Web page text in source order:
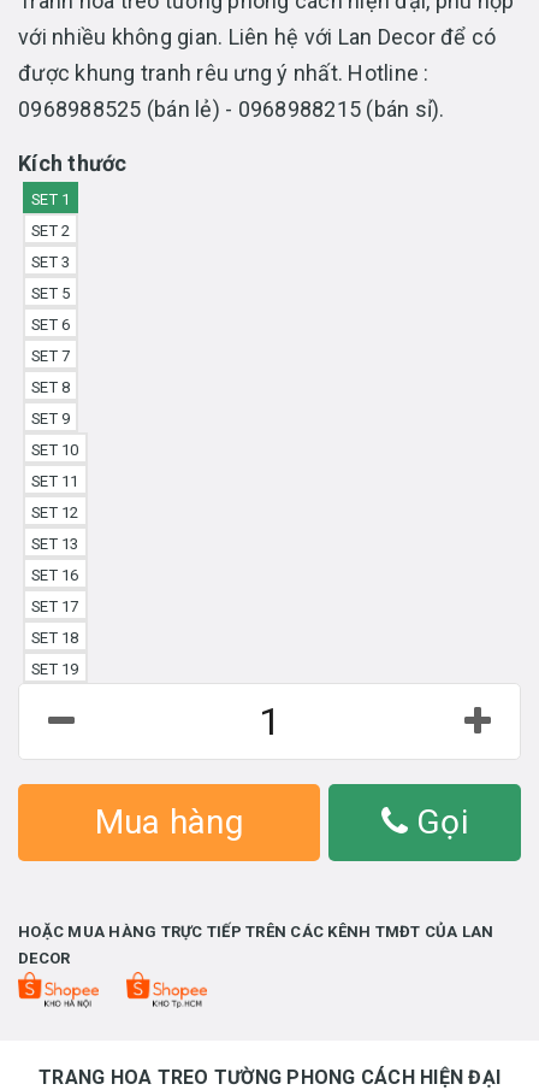
với nhiều không gian. Liên hệ với Lan Decor để có
được khung tranh rêu ưng ý nhất. Hotline :
0968988525 (bán lẻ) - 0968988215 (bán sỉ).
Kích thước
SET 1
SET 2
SET 3
SET 5
SET 6
SET 7
SET 8
SET 9
SET 10
SET 11
SET 12
SET 13
SET 16
SET 17
SET 18
SET 19
Mua hàng Gọi
HOẶC MUA HÀNG TRỰC TIẾP TRÊN CÁC KÊNH TMĐT CỦA LAN
DECOR
TRANG HOA TREO TƯỜNG PHONG CÁCH HIỆN ĐẠI